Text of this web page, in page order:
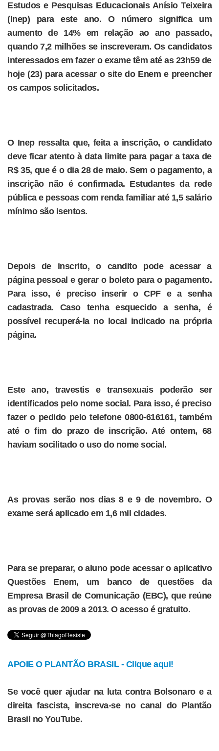
Estudos e Pesquisas Educacionais Anísio Teixeira
(Inep) para este ano. O número significa um
aumento de 14% em relação ao ano passado,
quando 7,2 milhões se inscreveram. Os candidatos
interessados em fazer o exame têm até as 23h59 de
hoje (23) para acessar o site do Enem e preencher
os campos solicitados.
O Inep ressalta que, feita a inscrição, o candidato
deve ficar atento à data limite para pagar a taxa de
R$ 35, que é o dia 28 de maio. Sem o pagamento, a
inscrição não é confirmada. Estudantes da rede
pública e pessoas com renda familiar até 1,5 salário
mínimo são isentos.
Depois de inscrito, o candito pode acessar a
página pessoal e gerar o boleto para o pagamento.
Para isso, é preciso inserir o CPF e a senha
cadastrada. Caso tenha esquecido a senha, é
possível recuperá-la no local indicado na própria
página.
Este ano, travestis e transexuais poderão ser
identificados pelo nome social. Para isso, é preciso
fazer o pedido pelo telefone 0800-616161, também
até o fim do prazo de inscrição. Até ontem, 68
haviam socilitado o uso do nome social.
As provas serão nos dias 8 e 9 de novembro. O
exame será aplicado em 1,6 mil cidades.
Para se preparar, o aluno pode acessar o aplicativo
Questões Enem, um banco de questões da
Empresa Brasil de Comunicação (EBC), que reúne
as provas de 2009 a 2013. O acesso é gratuito.
APOIE O PLANTÃO BRASIL - Clique aqui!
Se você quer ajudar na luta contra Bolsonaro e a
direita fascista, inscreva-se no canal do Plantão
Brasil no YouTube.